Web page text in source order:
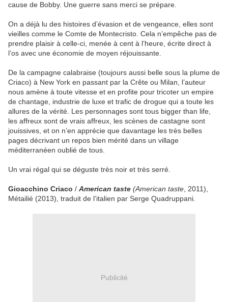
cause de Bobby. Une guerre sans merci se prépare.
On a déjà lu des histoires d’évasion et de vengeance, elles sont
vieilles comme le Comte de Montecristo. Cela n’empêche pas de
prendre plaisir à celle-ci, menée à cent à l’heure, écrite direct à
l’os avec une économie de moyen réjouissante.
De la campagne calabraise (toujours aussi belle sous la plume de
Criaco) à New York en passant par la Crête ou Milan, l’auteur
nous amène à toute vitesse et en profite pour tricoter un empire
de chantage, industrie de luxe et trafic de drogue qui a toute les
allures de la vérité. Les personnages sont tous bigger than life,
les affreux sont de vrais affreux, les scènes de castagne sont
jouissives, et on n’en apprécie que davantage les très belles
pages décrivant un repos bien mérité dans un village
méditerranéen oublié de tous.
Un vrai régal qui se déguste très noir et très serré.
Gioacchino Criaco / American taste (American taste , 2011),
Métailié (2013), traduit de l’italien par Serge Quadruppani.
Publicité